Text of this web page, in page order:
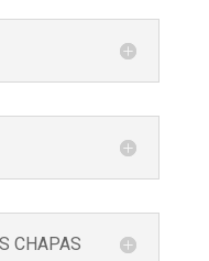
CHAPAS